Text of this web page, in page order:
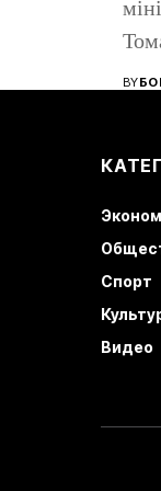
BY
Спорт
Видео